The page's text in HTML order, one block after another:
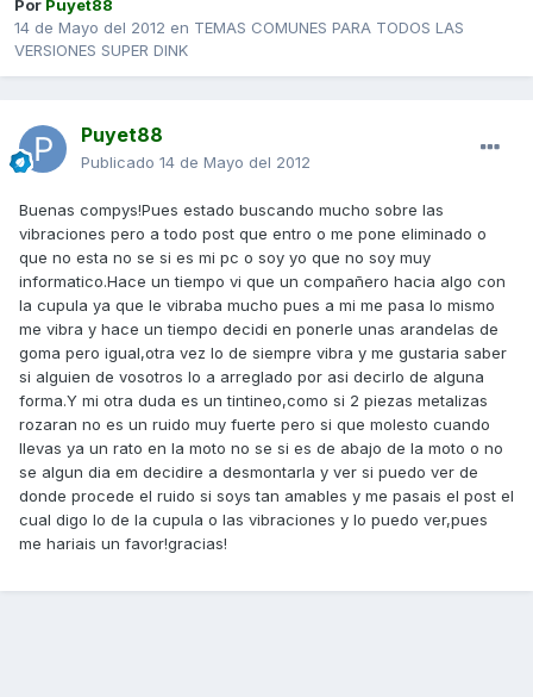
Por Puyet88
14 de Mayo del 2012 en TEMAS COMUNES PARA TODOS LAS
VERSIONES SUPER DINK
Puyet88
Publicado 14 de Mayo del 2012
Buenas compys!Pues estado buscando mucho sobre las
vibraciones pero a todo post que entro o me pone eliminado o
que no esta no se si es mi pc o soy yo que no soy muy
informatico.Hace un tiempo vi que un compañero hacia algo con
la cupula ya que le vibraba mucho pues a mi me pasa lo mismo
me vibra y hace un tiempo decidi en ponerle unas arandelas de
goma pero igual,otra vez lo de siempre vibra y me gustaria saber
si alguien de vosotros lo a arreglado por asi decirlo de alguna
forma.Y mi otra duda es un tintineo,como si 2 piezas metalizas
rozaran no es un ruido muy fuerte pero si que molesto cuando
llevas ya un rato en la moto no se si es de abajo de la moto o no
se algun dia em decidire a desmontarla y ver si puedo ver de
donde procede el ruido si soys tan amables y me pasais el post el
cual digo lo de la cupula o las vibraciones y lo puedo ver,pues
me hariais un favor!gracias!